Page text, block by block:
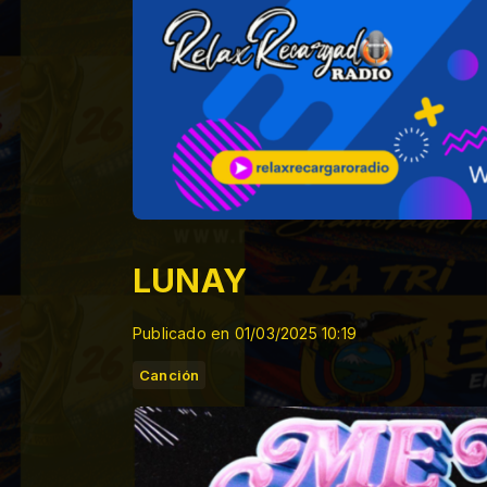
LUNAY
Publicado en 01/03/2025 10:19
Canción